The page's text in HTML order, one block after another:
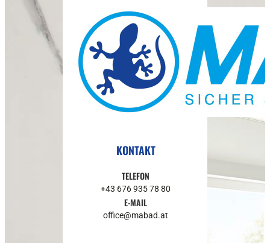
KONTAKT
TELEFON
+43 676 935 78 80
E-MAIL
office@mabad.at